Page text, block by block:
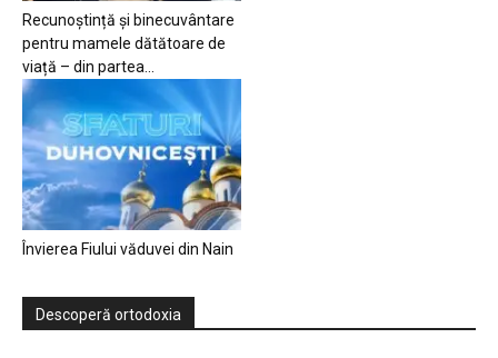
Recunoștință și binecuvântare
pentru mamele dătătoare de
viață – din partea...
Învierea Fiului văduvei din Nain
Descoperă ortodoxia